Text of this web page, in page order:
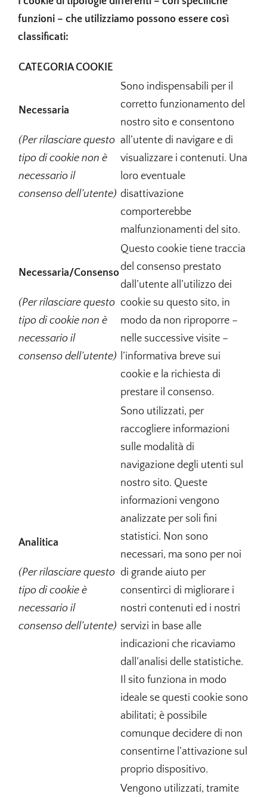
funzioni – che utilizziamo possono essere così
classificati:
CATEGORIA COOKIE
Necessaria
(Per rilasciare questo
tipo di cookie non è
necessario il
consenso dell’utente)
Sono indispensabili per il
corretto funzionamento del
nostro sito e consentono
all’utente di navigare e di
visualizzare i contenuti. Una
loro eventuale
disattivazione
comporterebbe
malfunzionamenti del sito.
Necessaria/Consenso
(Per rilasciare questo
tipo di cookie non è
necessario il
consenso dell’utente)
Questo cookie tiene traccia
del consenso prestato
dall’utente all’utilizzo dei
cookie su questo sito, in
modo da non riproporre –
nelle successive visite –
l’informativa breve sui
cookie e la richiesta di
prestare il consenso.
Analitica
(Per rilasciare questo
tipo di cookie è
necessario il
consenso dell’utente)
Sono utilizzati, per
raccogliere informazioni
sulle modalità di
navigazione degli utenti sul
nostro sito. Queste
informazioni vengono
analizzate per soli fini
statistici. Non sono
necessari, ma sono per noi
di grande aiuto per
consentirci di migliorare i
nostri contenuti ed i nostri
servizi in base alle
indicazioni che ricaviamo
dall’analisi delle statistiche.
Il sito funziona in modo
ideale se questi cookie sono
abilitati; è possibile
comunque decidere di non
consentirne l’attivazione sul
proprio dispositivo.
Vengono utilizzati, tramite